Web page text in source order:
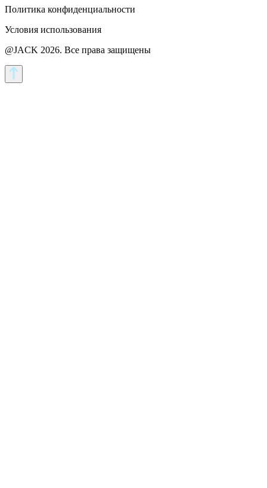
Политика конфиденциальности
Условия использования
@JACK 2026. Все права защищены